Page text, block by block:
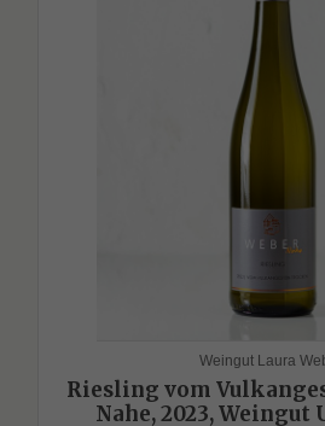
Weingut Laura
Riesling vom
Nahe, 2023, Weingut